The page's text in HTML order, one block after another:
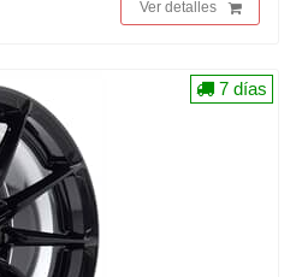
Ver detalles
7 días